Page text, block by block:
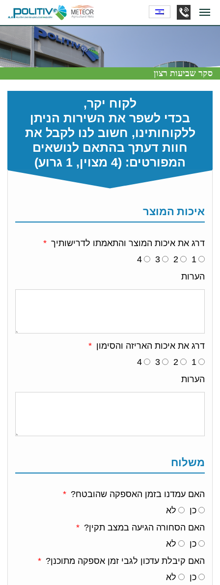
סקר שביעות רצון
לקוח יקר,
בכדי לשפר את השירות הניתן
ללקוחותינו, חשוב לנו לקבל את
חוות דעתך בהתאם לנושאים
המפורטים: (4 מצוין, 1 גרוע)
איכות המוצר
דרג את איכות המוצר והתאמתו לדרישותיך
1
2
3
4
הערות
דרג את איכות האריזה והסימון
1
2
3
4
הערות
משלוח
האם עמדנו בזמן האספקה שהובטח?
כן
לא
האם הסחורה הגיעה במצב תקין?
כן
לא
האם קיבלת עדכון לגבי זמן אספקה מתוכנן?
כן
לא